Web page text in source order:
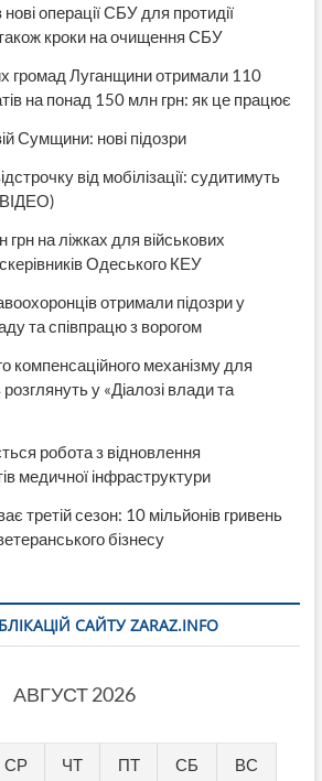
операції СБУ для протидії
також кроки на очищення СБУ
громад Луганщини отримали 110
на понад 150 млн грн: як це працює
Сумщини: нові підозри
від мобілізації: судитимуть
на ліжках для військових
Одеського КЕУ
отримали підозри у
та співпрацю з ворогом
компенсаційного механізму для
розглянуть у «Діалозі влади та
робота з відновлення
медичної інфраструктури
третій сезон: 10 мільйонів гривень
бізнесу
САЙТУ ZARAZ.INFO
АВГУСТ 2026
СР ЧТ ПТ СБ ВС